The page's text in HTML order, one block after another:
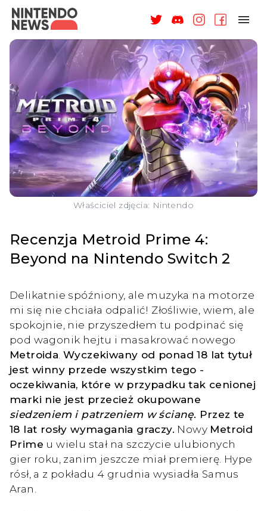
NAGRODY
NEWSY
RECENZJE
ARTYKUŁY
WSPARCIE
O NAS
ZALOGUJ
Właściciel zdjęcia: Nintendo
Recenzja Metroid Prime 4:
Beyond na Nintendo Switch 2
Delikatnie spóźniony, ale muzyka na motorze
mi się nie chciała odpalić! Złośliwie, wiem, ale
spokojnie, nie przyszedłem tu podpinać się
pod wagonik hejtu i masakrować nowego
Metroida .Wyczekiwany od ponad 18 lat tytuł
jest winny przede wszystkim tego -
oczekiwania, które w przypadku tak cenionej
marki nie jest przecież okupowane
siedzeniem i patrzeniem w ścianę. Przez te
18 lat rosły wymagania graczy. Nowy Metroid
Prime u wielu stał na szczycie ulubionych
gier roku, zanim jeszcze miał premierę. Hype
rósł, a z pokładu 4 grudnia wysiadła Samus
Aran.